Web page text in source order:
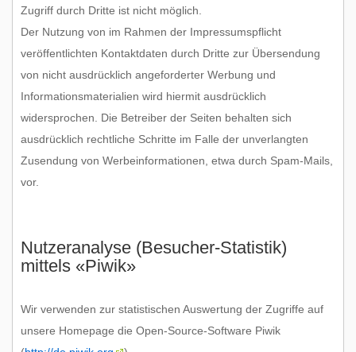
Zugriff durch Dritte ist nicht möglich.
Der Nutzung von im Rahmen der Impressumspflicht
veröffentlichten Kontaktdaten durch Dritte zur Übersendung
von nicht ausdrücklich angeforderter Werbung und
Informationsmaterialien wird hiermit ausdrücklich
widersprochen. Die Betreiber der Seiten behalten sich
ausdrücklich rechtliche Schritte im Falle der unverlangten
Zusendung von Werbeinformationen, etwa durch Spam-Mails,
vor.
Nutzeranalyse (Besucher-Statistik)
mittels «Piwik»
Wir verwenden zur statistischen Auswertung der Zugriffe auf
unsere Homepage die Open-Source-Software Piwik